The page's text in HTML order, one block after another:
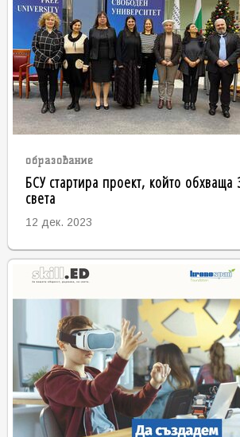
образование
БСУ стартира проект, който
света
12 дек. 2023